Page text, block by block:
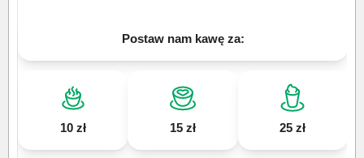
Postaw nam kawę za:
10 zł 15 zł 25 zł